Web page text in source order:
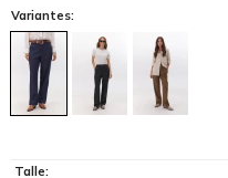
Variantes:
Talle: